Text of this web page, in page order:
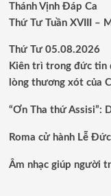
Thánh Vịnh Đáp Ca
Thứ Tư Tuần XVIII –
Thứ Tư 05.08.2026
Kiên trì trong đức tin
lòng thương xót của
“Ơn Tha thứ Assisi”:
Roma cử hành Lễ
Âm nhạc giúp người